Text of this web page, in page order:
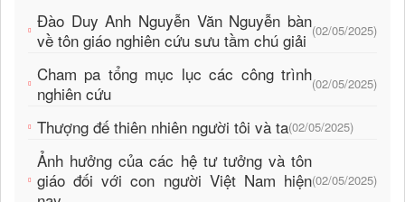
Đào Duy Anh Nguyễn Văn Nguyễn bàn
về tôn giáo nghiên cứu sưu tầm chú giải (02/05/2025)
Cham pa tổng mục lục các công trình
nghiên cứu
(02/05/2025)
Thượng đế thiên nhiên người tôi và ta(02/05/2025)
Ảnh hưởng của các hệ tư tưởng và tôn
giáo đối với con người Việt Nam hiện(02/05/2025)